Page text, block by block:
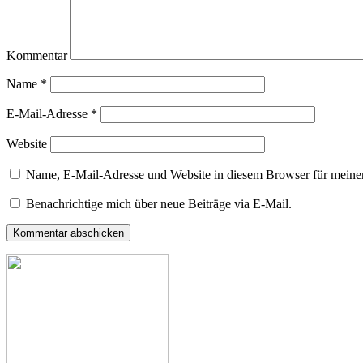
Kommentar
Name *
E-Mail-Adresse *
Website
Name, E-Mail-Adresse und Website in diesem Browser für
Benachrichtige mich über neue Beiträge via E-Mail.